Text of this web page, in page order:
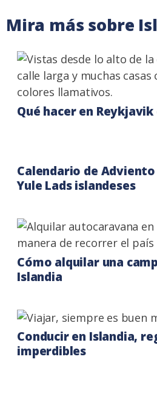
Mira más sobre
Qué hacer en Reykjavik
Calendario de
Yule Lads islandeses
Cómo alquilar una
Islandia
Conducir en Islandia,
imperdibles